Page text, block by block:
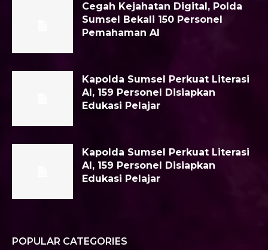
Cegah Kejahatan Digital, Polda
Sumsel Bekali 150 Personel
Pemahaman AI
Kapolda Sumsel Perkuat Literasi
AI, 159 Personel Disiapkan
Edukasi Pelajar
Kapolda Sumsel Perkuat Literasi
AI, 159 Personel Disiapkan
Edukasi Pelajar
POPULAR CATEGORIES